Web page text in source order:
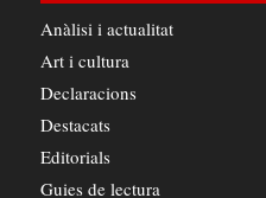
Anàlisi i actualitat
Art i cultura
Declaracions
Destacats
Editorials
Guies de lectura